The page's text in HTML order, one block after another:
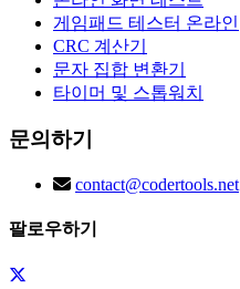
게임패드 테스터 온라인
CRC 계산기
문자 집합 변환기
타이머 및 스톱워치
문의하기
contact@codertools.net
팔로우하기